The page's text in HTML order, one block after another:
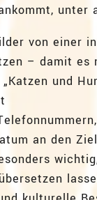
unter
von einer
– damit es
und
an den